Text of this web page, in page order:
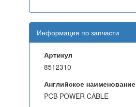
Информация по запчасти
Артикул
8512310
Английское наименование
PCB POWER CABLE